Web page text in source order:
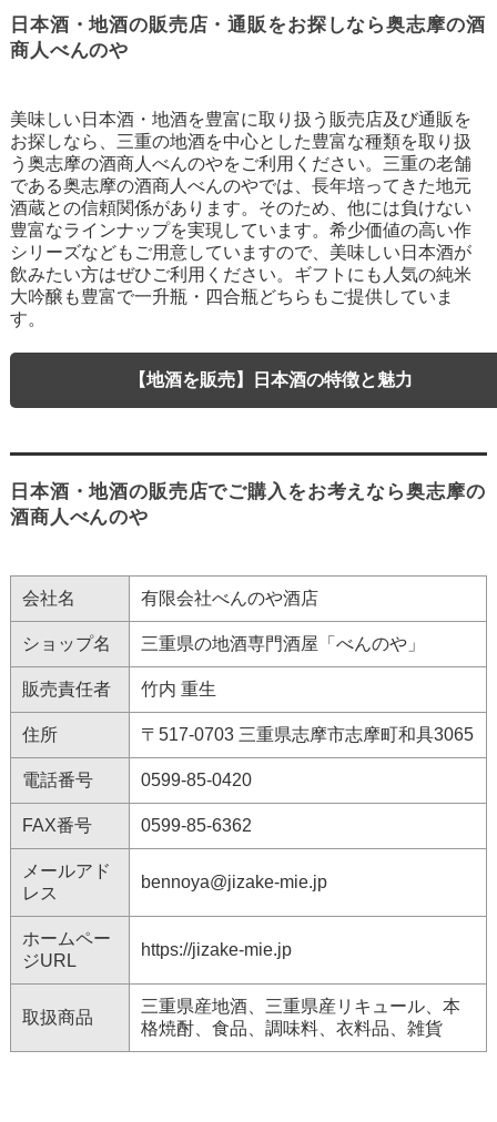
日本酒・地酒の販売店・通販をお探しなら奥志摩の酒
商人べんのや
美味しい日本酒・地酒を豊富に取り扱う販売店及び通販を
お探しなら、三重の地酒を中心とした豊富な種類を取り扱
う奥志摩の酒商人べんのやをご利用ください。三重の老舗
である奥志摩の酒商人べんのやでは、長年培ってきた地元
酒蔵との信頼関係があります。そのため、他には負けない
豊富なラインナップを実現しています。希少価値の高い作
シリーズなどもご用意していますので、美味しい日本酒が
飲みたい方はぜひご利用ください。ギフトにも人気の純米
大吟醸も豊富で一升瓶・四合瓶どちらもご提供していま
す。
【地酒を販売】日本酒の特徴と魅力
日本酒・地酒の販売店でご購入をお考えなら奥志摩の
酒商人べんのや
会社名 有限会社べんのや酒店
ショップ名 三重県の地酒専門酒屋「べんのや」
販売責任者 竹内 重生
住所 〒517-0703 三重県志摩市志摩町和具3065
電話番号 0599-85-0420
FAX番号 0599-85-6362
メールアド
レス
bennoya@jizake-mie.jp
ホームペー
ジURL
https://jizake-mie.jp
取扱商品
三重県産地酒、三重県産リキュール、本
格焼酎、食品、調味料、衣料品、雑貨